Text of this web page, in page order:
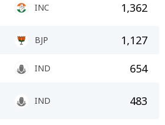
INC 1,362
BJP 1,127
IND 654
IND 483